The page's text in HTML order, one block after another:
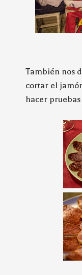
También nos
cortar el
hacer pruebas